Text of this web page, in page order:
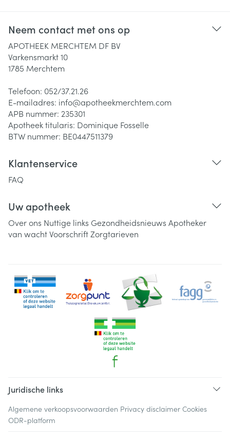
Neem contact met ons op
APOTHEEK MERCHTEM DF BV
Varkensmarkt 10
1785 Merchtem
Telefoon: 052/37.21.26
E-mailadres: info@apotheekmerchtem.com
APB nummer: 235301
Apotheek titularis: Dominique Fosselle
BTW nummer: BE0447511379
Klantenservice
FAQ
Uw apotheek
Over ons Nuttige links Gezondheidsnieuws Apotheker
van wachtVoorschriftZorgtarieven
Juridische links
Algemene verkoopsvoorwaarden Privacy disclaimer Cookies
ODR-platform